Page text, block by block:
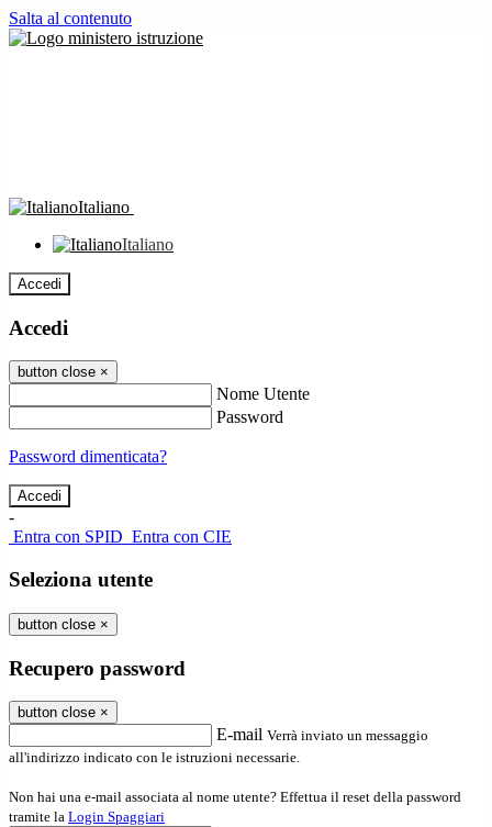
Salta al contenuto
Italiano
Italiano
Accedi
Accedi
button close ×
Nome Utente
Password
Password dimenticata?
-
Entra con SPID Entra con CIE
Seleziona utente
button close ×
Recupero password
button close ×
E-mail Verrà inviato un messaggio
all'indirizzo indicato con le istruzioni necessarie.
Non hai una e-mail associata al nome utente? Effettua il reset della password
tramite la Login Spaggiari